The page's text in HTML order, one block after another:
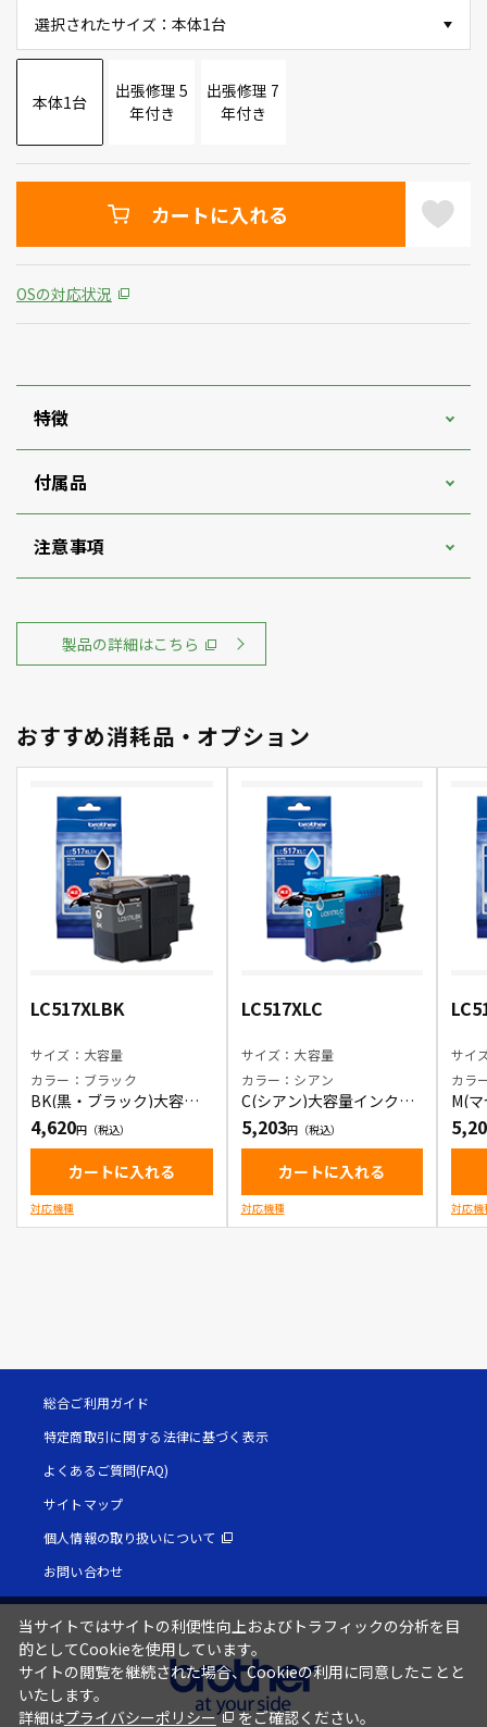
選択されたサイズ：本体1台
本体1台
出張修理 5
年付き
出張修理 7
年付き
カートに入れる
OSの対応状況
特徴
付属品
注意事項
製品の詳細はこちら
おすすめ消耗品・オプション
LC517XLBK
サイズ：大容量
カラー：ブラック
BK(黒・ブラック)大容量
インクカートリッジ
4,620
カートに入れる
対応機種
LC517XLC
サイズ：大容量
カラー：シアン
C(シアン)大容量インクカ
ートリッジ
5,203
カートに入れる
対応機種
サイ
カラ
M(
カ
対応機
総合ご利用ガイド
特定商取引に関する法律に基づく表示
よくあるご質問(FAQ)
サイトマップ
個人情報の取り扱いについて
お問い合わせ
当サイトではサイトの利便性向上およびトラフィックの分析を目
的としてCookieを使用しています。
サイトの閲覧を継続された場合、Cookieの利用に同意したことと
いたします。
詳細はプライバシーポリシー をご確認ください。